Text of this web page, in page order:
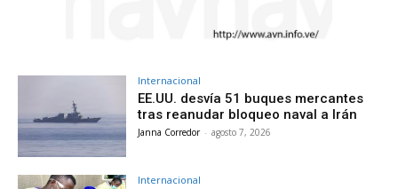
Internacional
EE.UU. desvía 51 buques mercantes
tras reanudar bloqueo naval a Irán
Janna Corredor - agosto 7, 2026
Internacional